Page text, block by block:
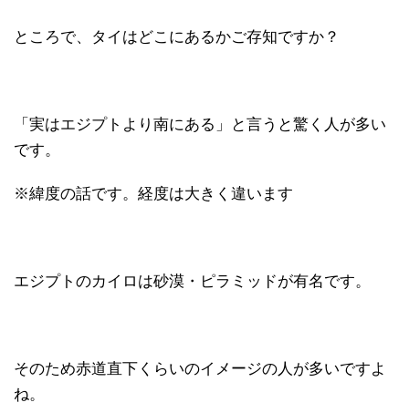
ところで、タイはどこにあるかご存知ですか？
「実はエジプトより南にある」と言うと驚く人が多い
です。
※緯度の話です。経度は大きく違います
エジプトのカイロは砂漠・ピラミッドが有名です。
そのため赤道直下くらいのイメージの人が多いですよ
ね。